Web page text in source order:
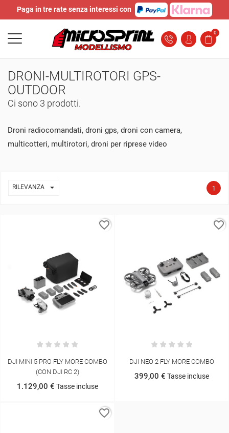
Paga in tre rate senza interessi con
0
DRONI-MULTIROTORI GPS-
OUTDOOR
Ci sono 3 prodotti.
Droni radiocomandati, droni gps, droni con camera,
multicotteri, multirotori, droni per riprese video
RILEVANZA  1
DJI MINI 5 PRO FLY MORE COMBO
(CON DJI RC 2)
1.129,00 € Tasse incluse
favorite_border
DJI NEO 2 FLY MORE COMBO
399,00 € Tasse incluse
favorite_border
favorite_border